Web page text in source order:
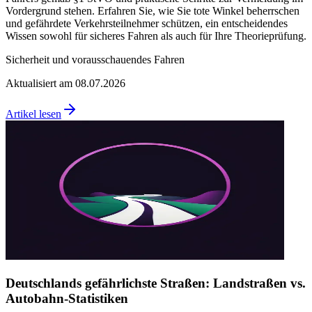
Vordergrund stehen. Erfahren Sie, wie Sie tote Winkel beherrschen
und gefährdete Verkehrsteilnehmer schützen, ein entscheidendes
Wissen sowohl für sicheres Fahren als auch für Ihre Theorieprüfung.
Sicherheit und vorausschauendes Fahren
Aktualisiert am 08.07.2026
Artikel lesen
Deutschlands gefährlichste Straßen: Landstraßen vs.
Autobahn-Statistiken